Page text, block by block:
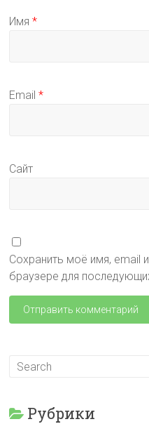
Имя*
Email*
Сайт
Сохранить моё имя, email
браузере для
Рубрики